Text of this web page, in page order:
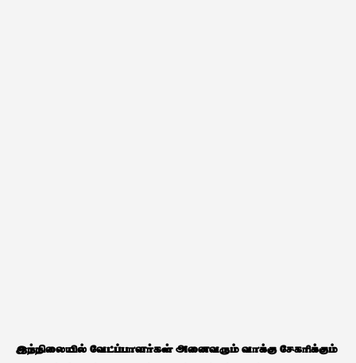
இந்நிலையில் வேட்ப்பாளர்கள் அனைவரும் வாக்கு சேகரிக்கும்